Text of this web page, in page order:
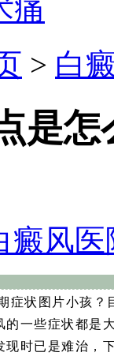
痛
> 白
是
癜风医
症状图片小孩
的一些症状都是
现时已是难治，